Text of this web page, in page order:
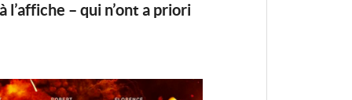
– qui n’ont a priori